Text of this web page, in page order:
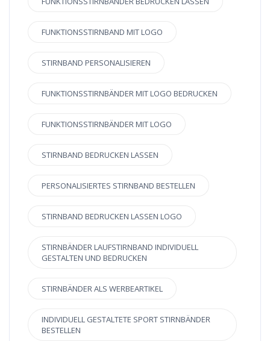
FUNKTIONSSTIRNBAND MIT LOGO
STIRNBAND PERSONALISIEREN
FUNKTIONSSTIRNBÄNDER MIT LOGO BEDRUCKEN
FUNKTIONSSTIRNBÄNDER MIT LOGO
STIRNBAND BEDRUCKEN LASSEN
PERSONALISIERTES STIRNBAND BESTELLEN
STIRNBAND BEDRUCKEN LASSEN LOGO
STIRNBÄNDER LAUFSTIRNBAND INDIVIDUELL
GESTALTEN UND BEDRUCKEN
STIRNBÄNDER ALS WERBEARTIKEL
INDIVIDUELL GESTALTETE SPORT STIRNBÄNDER
BESTELLEN